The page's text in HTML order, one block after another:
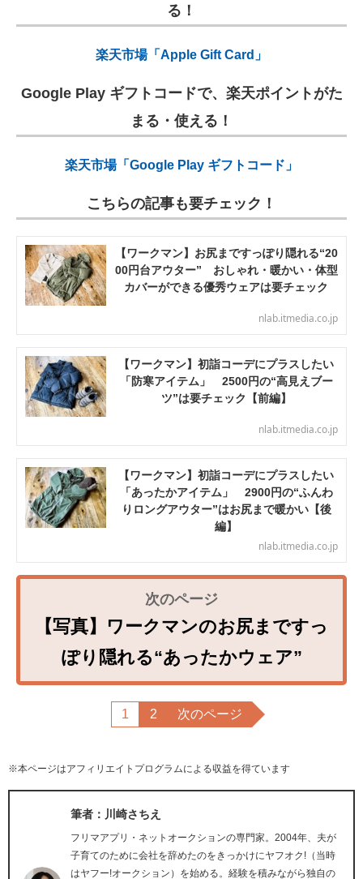
る！
楽天市場「Apple Gift Card」
Google Play ギフトコードで、楽天ポイントがた
まる・使える！
楽天市場「Google Play ギフトコード」
こちらの記事も要チェック！
【ワークマン】お尻まですっぽり隠れる“20
00円台アウター” おしゃれ・暖かい・体型
カバーができる優秀ウェアは要チェック
nlab.itmedia.co.jp
【ワークマン】初詣コーデにプラスしたい
「防寒アイテム」 2500円の“高見えブー
ツ”は要チェック【前編】
nlab.itmedia.co.jp
【ワークマン】初詣コーデにプラスしたい
「あったかアイテム」 2900円の“ふんわ
りロングアウター”はお尻まで暖かい【後
編】
nlab.itmedia.co.jp
【写真】ワークマンのお尻まですっ
ぽり隠れる“あったかウェア”
1 2 次のページ
※本ページはアフィリエイトプログラムによる収益を得ています
筆者：川崎さちえ
フリマアプリ・ネットオークションの専門家。2004年、夫が
子育てのために会社を辞めたのをきっかけにヤフオク!（当時
はヤフー!オークション）を始める。経験を積みながら独自の